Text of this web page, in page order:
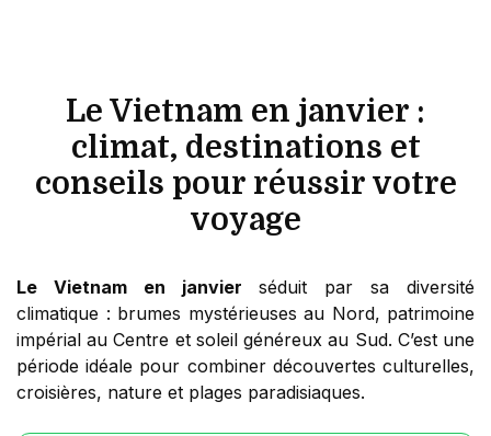
Le Vietnam en janvier :
climat, destinations et
conseils pour réussir votre
voyage
Le Vietnam en janvier séduit par sa diversité
climatique : brumes mystérieuses au Nord, patrimoine
impérial au Centre et soleil généreux au Sud. C’est une
période idéale pour combiner découvertes culturelles,
croisières, nature et plages paradisiaques.